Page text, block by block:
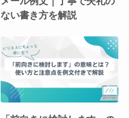
ない書き方を解説